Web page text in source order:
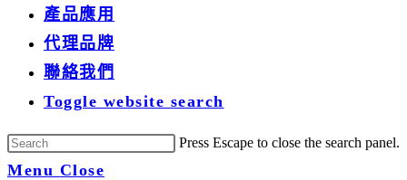
產品應用
代理品牌
聯絡我們
Toggle website search
Press Escape to close the search panel.
Menu Close